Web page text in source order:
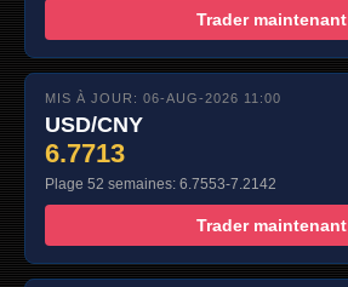
Trader maintenant
MIS À JOUR: 06-AUG-2026 11:00
USD/CNY
6.7713
Plage 52 semaines: 6.7553-7.2142
Trader maintenant